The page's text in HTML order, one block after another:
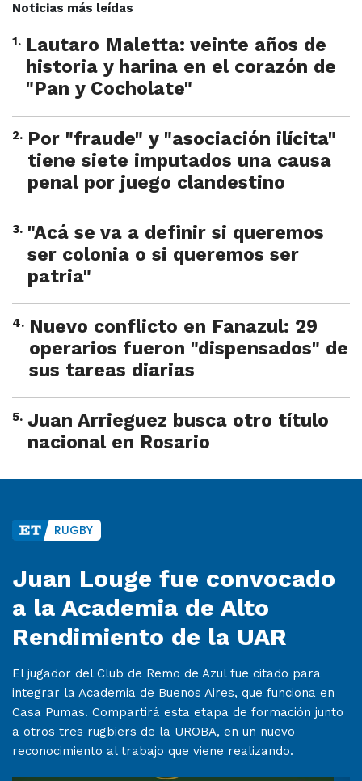
Noticias más leídas
1. Lautaro Maletta: veinte años de
historia y harina en el corazón de
"Pan y Cocholate"
2. Por "fraude" y "asociación ilícita"
tiene siete imputados una causa
penal por juego clandestino
3. "Acá se va a definir si queremos
ser colonia o si queremos ser
patria"
4. Nuevo conflicto en Fanazul: 29
operarios fueron "dispensados" de
sus tareas diarias
5. Juan Arrieguez busca otro título
nacional en Rosario
RUGBY
Juan Louge fue convocado
a la Academia de Alto
Rendimiento de la UAR
El jugador del Club de Remo de Azul fue citado para
integrar la Academia de Buenos Aires, que funciona en
Casa Pumas. Compartirá esta etapa de formación junto
a otros tres rugbiers de la UROBA, en un nuevo
reconocimiento al trabajo que viene realizando.